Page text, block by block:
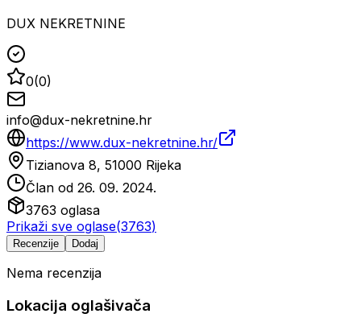
DUX NEKRETNINE
0(0)
info@dux-nekretnine.hr
https://www.dux-nekretnine.hr/
Tizianova 8, 51000 Rijeka
Član od 26. 09. 2024.
3763 oglasa
Prikaži sve oglase(3763)
Recenzije Dodaj
Nema recenzija
Lokacija oglašivača